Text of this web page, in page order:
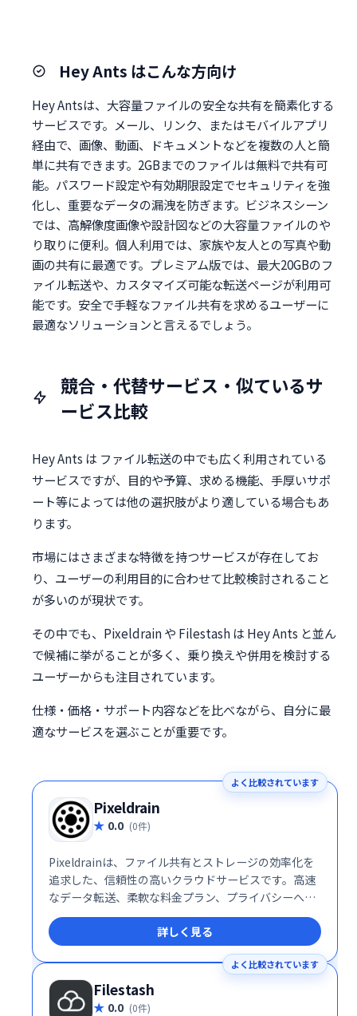
Hey Ants はこんな方向け
Hey Antsは、大容量ファイルの安全な共有を簡素化する
サービスです。メール、リンク、またはモバイルアプリ
経由で、画像、動画、ドキュメントなどを複数の人と簡
単に共有できます。2GBまでのファイルは無料で共有可
能。パスワード設定や有効期限設定でセキュリティを強
化し、重要なデータの漏洩を防ぎます。ビジネスシーン
では、高解像度画像や設計図などの大容量ファイルのや
り取りに便利。個人利用では、家族や友人との写真や動
画の共有に最適です。プレミアム版では、最大20GBのフ
ァイル転送や、カスタマイズ可能な転送ページが利用可
能です。安全で手軽なファイル共有を求めるユーザーに
最適なソリューションと言えるでしょう。
競合・代替サービス・似ているサ
ービス比較
Hey Ants は ファイル転送の中でも広く利用されている
サービスですが、目的や予算、求める機能、手厚いサポ
ート等によっては他の選択肢がより適している場合もあ
ります。
市場にはさまざまな特徴を持つサービスが存在してお
り、ユーザーの利用目的に合わせて比較検討されること
が多いのが現状です。
その中でも、Pixeldrain や Filestash は Hey Ants と並ん
で候補に挙がることが多く、乗り換えや併用を検討する
ユーザーからも注目されています。
仕様・価格・サポート内容などを比べながら、自分に最
適なサービスを選ぶことが重要です。
よく比較されています
Pixeldrain
0.0 (0件)
Pixeldrainは、ファイル共有とストレージの効率化を
追求した、信頼性の高いクラウドサービスです。高速
なデータ転送、柔軟な料金プラン、プライバシーへの
徹底した配慮により、個人ユーザーから企業まで幅広
い層に支持されています。特に、大容量ファイルを頻
繁に扱うクリエイターやプライバシーを重視する利用
者にとって、Pixeldrainは理想的な選択肢となるでし
ょう。
詳しく見る
よく比較されています
Filestash
0.0 (0件)